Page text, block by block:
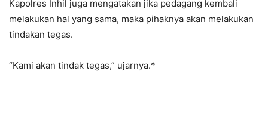
Kapolres Inhil juga mengatakan jika pedagang kembali
melakukan hal yang sama, maka pihaknya akan melakukan
tindakan tegas.
“Kami akan tindak tegas,” ujarnya.*